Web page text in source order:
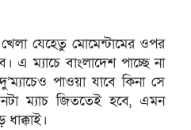
যেহেতু মোমেন্টামের ওপর
এ ম্যাচে বাংলাদেশ পাচ্ছে না
পাওয়া যাবে কিনা সে
ম্যাচ জিততেই হবে, এমন